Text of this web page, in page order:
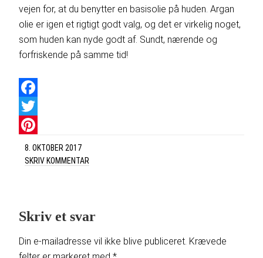
vejen for, at du benytter en basisolie på huden. Argan
olie er igen et rigtigt godt valg, og det er virkelig noget,
som huden kan nyde godt af. Sundt, nærende og
forfriskende på samme tid!
Facebook
Twitter
Pinterest
8. OKTOBER 2017
SKRIV KOMMENTAR
Skriv et svar
Din e-mailadresse vil ikke blive publiceret. Krævede